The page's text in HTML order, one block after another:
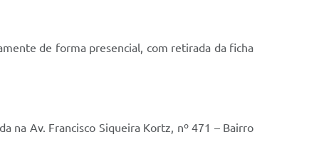
de forma presencial, com retirada da ficha
na Av. Francisco Siqueira Kortz, nº 471 – Bairro